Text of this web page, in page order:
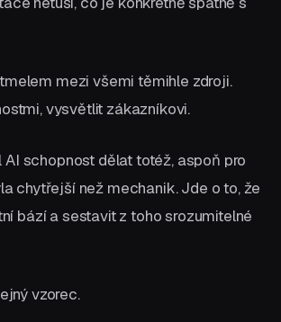
mezi všemi těmihle zdroji.
vysvětlit zákazníkovi.
schopnost dělat totéž, aspoň pro
chytřejší než mechanik. Jde o to, že
bází a sestavit z toho srozumitelné
vzorec.